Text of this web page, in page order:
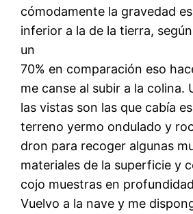
cómodamente la gravedad
inferior a la de la tierra,
un
70% en comparación eso
me canse al subir a la colina.
las vistas son las que cabía
terreno yermo ondulado y
dron para recoger algunas
materiales de la superficie y
cojo muestras en
Vuelvo a la nave y me